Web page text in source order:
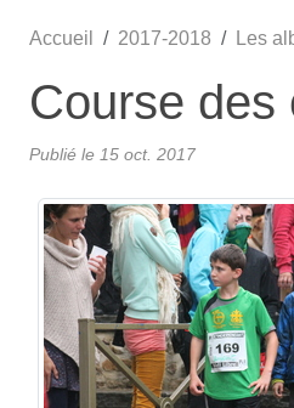
Accueil 2017-2018 Les
Course des
Publié le 15 oct. 2017